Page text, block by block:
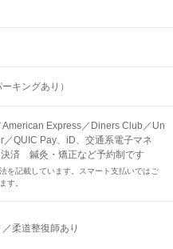
キングあり）
Express／Diners Club／Un
QUIC Pay、iD、交通系電子マネ
済 鍼灸・矯正など予約制です
を記載しています。スマート支払いではご
す。
柔道整復師あり